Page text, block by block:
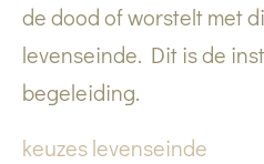
de dood of worstelt met
levenseinde. Dit is de
begeleiding.
keuzes levenseinde